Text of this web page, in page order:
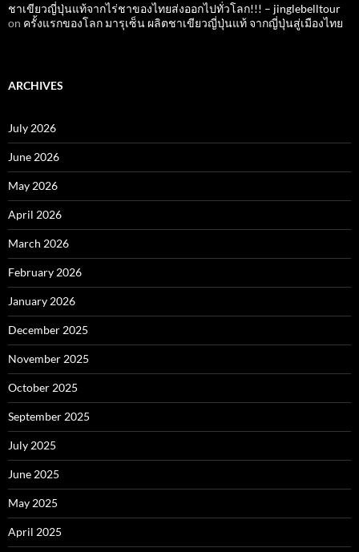
ชาเขียวญี่ปุ่นแท้จากไร่ชาของไทยส่งออกไปทั่วโลก!!! – jinglebelltour
on ครั้งแรกของโลก มารุเซ็น ผลิตชาเขียวญี่ปุ่นแท้ จากญี่ปุ่นสู่เมืองไทย
ARCHIVES
July 2026
June 2026
May 2026
April 2026
March 2026
February 2026
January 2026
December 2025
November 2025
October 2025
September 2025
July 2025
June 2025
May 2025
April 2025